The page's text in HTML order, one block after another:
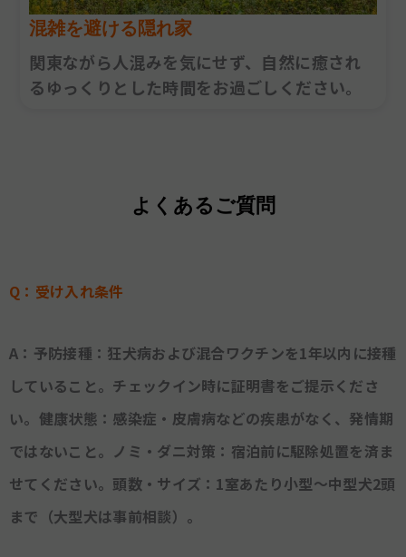
混雑を避ける隠れ家
関東ながら人混みを気にせず、自然に癒され
るゆっくりとした時間をお過ごしください。
よくあるご質問
Q：受け入れ条件
A：予防接種：狂犬病および混合ワクチンを1年以内に接種
していること。チェックイン時に証明書をご提示くださ
い。健康状態：感染症・皮膚病などの疾患がなく、発情期
ではないこと。ノミ・ダニ対策：宿泊前に駆除処置を済ま
せてください。頭数・サイズ：1室あたり小型〜中型犬2頭
まで（大型犬は事前相談）。